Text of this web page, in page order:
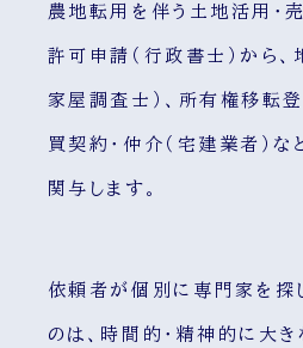
農地転用を伴う土地活用・
許可申請（行政書士）から
家屋調査士）、所有権移転登
買契約・仲介（宅建業者）
関与します。
依頼者が個別に専門家を探
のは、時間的・精神的に大き